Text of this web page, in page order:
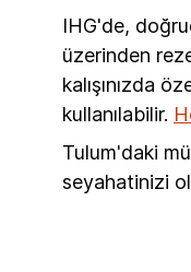
IHG'de,
üzerinden
kalışınızda
kullanılabilir.
Tulum'daki
seyahatinizi